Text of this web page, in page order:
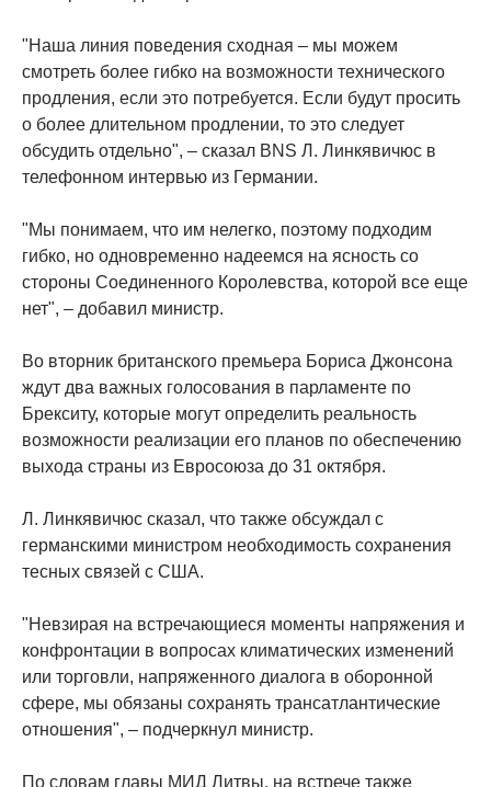
"Наша линия поведения сходная – мы можем
смотреть более гибко на возможности технического
продления, если это потребуется. Если будут просить
о более длительном продлении, то это следует
обсудить отдельно", – сказал BNS Л. Линкявичюс в
телефонном интервью из Германии.
"Мы понимаем, что им нелегко, поэтому подходим
гибко, но одновременно надеемся на ясность со
стороны Соединенного Королевства, которой все еще
нет", – добавил министр.
Во вторник британского премьера Бориса Джонсона
ждут два важных голосования в парламенте по
Брекситу, которые могут определить реальность
возможности реализации его планов по обеспечению
выхода страны из Евросоюза до 31 октября.
Л. Линкявичюс сказал, что также обсуждал с
германскими министром необходимость сохранения
тесных связей с США.
"Невзирая на встречающиеся моменты напряжения и
конфронтации в вопросах климатических изменений
или торговли, напряженного диалога в оборонной
сфере, мы обязаны сохранять трансатлантические
отношения", – подчеркнул министр.
По словам главы МИД Литвы, на встрече также